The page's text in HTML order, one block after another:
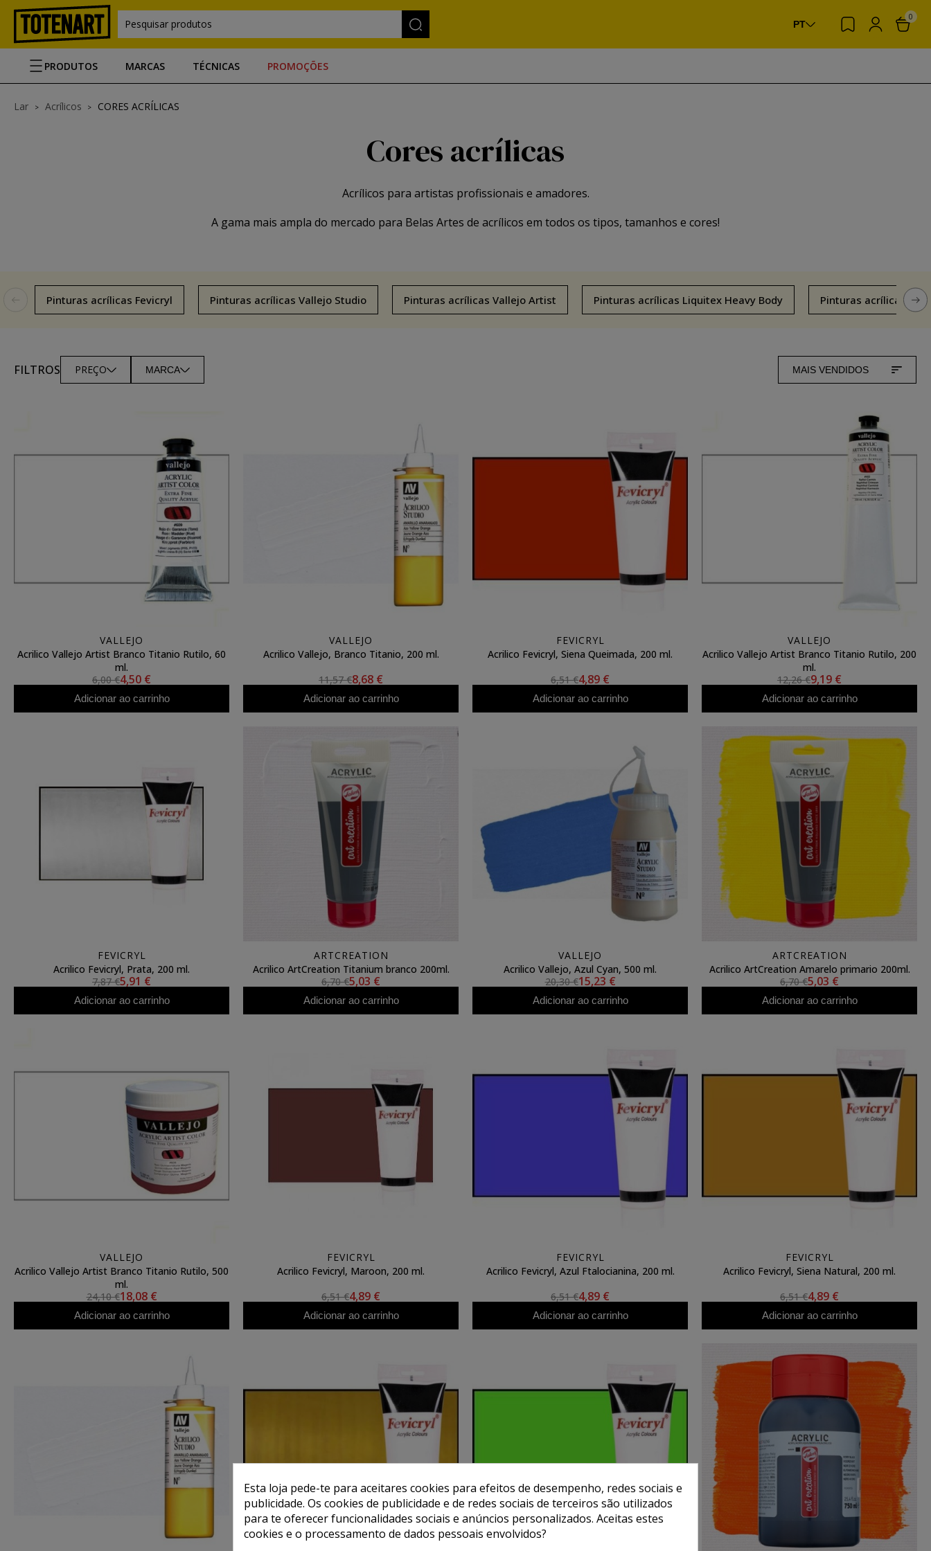
Pesquisar produtos PT
0
PRODUTOS MARCAS TÉCNICAS PROMOÇÕES
Lar Acrílicos CORES ACRÍLICAS
Cores acrílicas
Acrílicos para artistas profissionais e amadores.
A gama mais ampla do mercado para Belas Artes de acrílicos em todos os tipos, tamanhos e cores!
Pinturas acrílicas Fevicryl Pinturas acrílicas Vallejo Studio Pinturas acrílicas Vallejo Artist Pinturas acrílicas Liquitex Heavy Body Pinturas acrílicas
FILTROS PREÇO MARCA MAIS VENDIDOS
VALLEJO
Acrilico Vallejo Artist Branco Titanio Rutilo, 60
ml.
6,00 €4,50 €
Adicionar ao carrinho
VALLEJO
Acrilico Vallejo, Branco Titanio, 200 ml.
11,57 €8,68 €
Adicionar ao carrinho
FEVICRYL
Acrilico Fevicryl, Siena Queimada, 200 ml.
6,51 €4,89 €
Adicionar ao carrinho
VALLEJO
Acrilico Vallejo Artist Branco Titanio Rutilo, 200
ml.
12,26 €9,19 €
Adicionar ao carrinho
FEVICRYL
Acrilico Fevicryl, Prata, 200 ml.
7,87 €5,91 €
Adicionar ao carrinho
ARTCREATION
Acrilico ArtCreation Titanium branco 200ml.
6,70 €5,03 €
Adicionar ao carrinho
VALLEJO
Acrilico Vallejo, Azul Cyan, 500 ml.
20,30 €15,23 €
Adicionar ao carrinho
ARTCREATION
Acrilico ArtCreation Amarelo primario 200ml.
6,70 €5,03 €
Adicionar ao carrinho
VALLEJO
Acrilico Vallejo Artist Branco Titanio Rutilo, 500
ml.
24,10 €18,08 €
Adicionar ao carrinho
FEVICRYL
Acrilico Fevicryl, Maroon, 200 ml.
6,51 €4,89 €
Adicionar ao carrinho
FEVICRYL
Acrilico Fevicryl, Azul Ftalocianina, 200 ml.
6,51 €4,89 €
Adicionar ao carrinho
FEVICRYL
Acrilico Fevicryl, Siena Natural, 200 ml.
6,51 €4,89 €
Adicionar ao carrinho
Esta loja pede-te para aceitares cookies para efeitos de desempenho, redes sociais e
publicidade. Os cookies de publicidade e de redes sociais de terceiros são utilizados
para te oferecer funcionalidades sociais e anúncios personalizados. Aceitas estes
cookies e o processamento de dados pessoais envolvidos?